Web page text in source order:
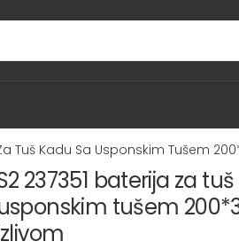
Tuš Kadu Sa Usponskim Tušem
237351 baterija za
tušem